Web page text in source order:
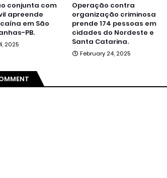
conjunta com
apreende
em São
PB.
2025
Operação contra
organização criminosa
prende 174 pessoas em
cidades do Nordeste e
Santa Catarina.
February 24, 2025